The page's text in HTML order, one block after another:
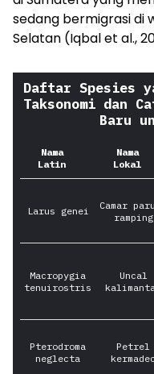
sedang bermigrasi di
Selatan (Iqbal et al.,